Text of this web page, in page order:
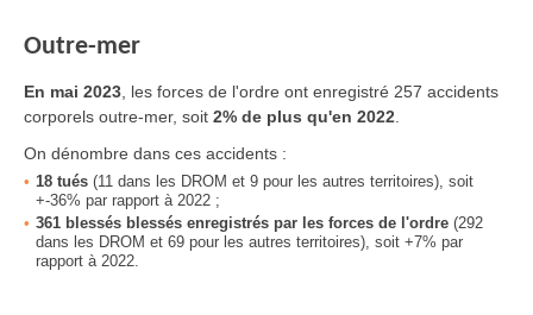
Outre-mer
En mai 2023 , les forces de l'ordre ont enregistré 257 accidents
corporels outre-mer, soit 2% de plus qu'en 2022
On dénombre dans ces accidents :
18 tués (11 dans les DROM et 9 pour les autres territoires), soit
+-36% par rapport à 2022 ;
361 blessés blessés enregistrés par les forces de l'ordre (292
dans les DROM et 69 pour les autres territoires), soit +7% par
rapport à 2022.